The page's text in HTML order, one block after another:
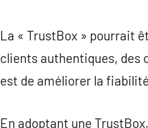
La « TrustBox » pourrait
clients authentiques, des
est de améliorer la
En adoptant une